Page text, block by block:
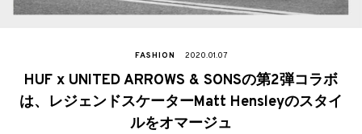
FASHION 2020.01.07
HUF x UNITED ARROWS & SONSの第2弾コラボ
は、レジェンドスケーターMatt Hensleyのスタイ
ルをオマージュ